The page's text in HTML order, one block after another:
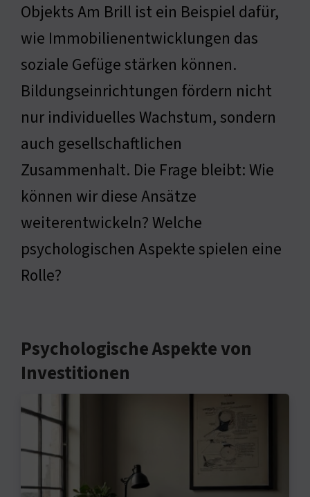
Objekts Am Brill ist ein Beispiel dafür,
wie Immobilienentwicklungen das
soziale Gefüge stärken können.
Bildungseinrichtungen fördern nicht
nur individuelles Wachstum, sondern
auch gesellschaftlichen
Zusammenhalt. Die Frage bleibt: Wie
können wir diese Ansätze
weiterentwickeln? Welche
psychologischen Aspekte spielen eine
Rolle?
Psychologische Aspekte von
Investitionen